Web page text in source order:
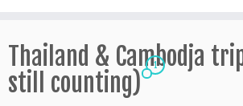
Thailand & Cambodja
still counting)
1